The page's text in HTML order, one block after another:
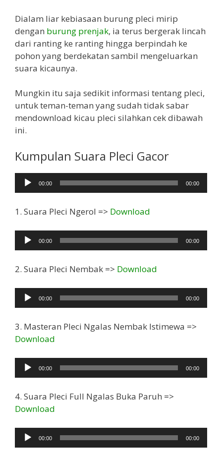
Dialam liar kebiasaan burung pleci mirip
dengan burung prenjak, ia terus bergerak lincah
dari ranting ke ranting hingga berpindah ke
pohon yang berdekatan sambil mengeluarkan
suara kicaunya.
Mungkin itu saja sedikit informasi tentang pleci,
untuk teman-teman yang sudah tidak sabar
mendownload kicau pleci silahkan cek dibawah
ini.
Kumpulan Suara Pleci Gacor
Pemutar
Audio
00:00 00:00
1. Suara Pleci Ngerol => Download
Pemutar
Audio
00:00 00:00
2. Suara Pleci Nembak => Download
Pemutar
Audio
00:00 00:00
3. Masteran Pleci Ngalas Nembak Istimewa =>
Download
Pemutar
Audio
00:00 00:00
4. Suara Pleci Full Ngalas Buka Paruh =>
Download
Pemutar
Audio
00:00 00:00